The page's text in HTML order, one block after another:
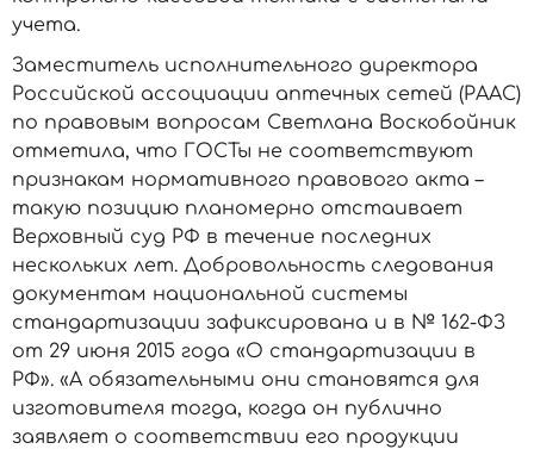
учета.
Заместитель исполнительного директора
Российской ассоциации аптечных сетей (РААС)
по правовым вопросам Светлана Воскобойник
отметила, что ГОСТы не соответствуют
признакам нормативного правового акта –
такую позицию планомерно отстаивает
Верховный суд РФ в течение последних
нескольких лет. Добровольность следования
документам национальной системы
стандартизации зафиксирована и в № 162-ФЗ
от 29 июня 2015 года «О стандартизации в
РФ». «А обязательными они становятся для
изготовителя тогда, когда он публично
заявляет о соответствии его продукции